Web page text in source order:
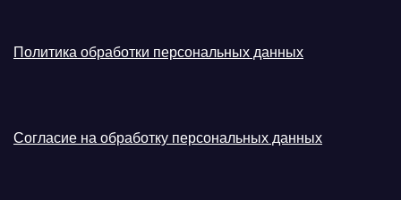
Политика обработки персональных данных
Согласие на обработку персональных данных